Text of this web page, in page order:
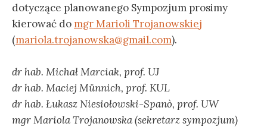
dotyczące planowanego Sympozjum prosimy
kierować do mgr Marioli Trojanowskiej
(mariola.trojanowska@gmail.com).
dr hab. Michał Marciak, prof. UJ
dr hab. Maciej Münnich, prof. KUL
dr hab. Łukasz Niesiołowski-Spanò, prof. UW
mgr Mariola Trojanowska (sekretarz sympozjum)